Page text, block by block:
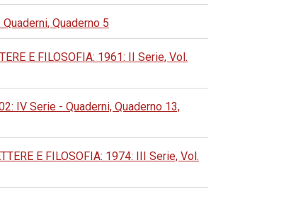
Quaderno 5
E FILOSOFIA: 1961: II Serie, Vol.
IV Serie - Quaderni, Quaderno 13,
E FILOSOFIA: 1974: III Serie, Vol.